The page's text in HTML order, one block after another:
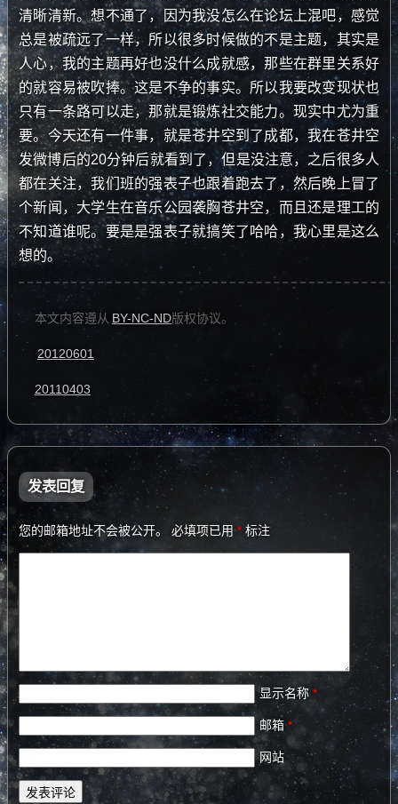
清晰清新。想不通了，因为我没怎么在论坛上混吧，感觉
总是被疏远了一样，所以很多时候做的不是主题，其实是
人心，我的主题再好也没什么成就感，那些在群里关系好
的就容易被吹捧。这是不争的事实。所以我要改变现状也
只有一条路可以走，那就是锻炼社交能力。现实中尤为重
要。今天还有一件事，就是苍井空到了成都，我在苍井空
发微博后的20分钟后就看到了，但是没注意，之后很多人
都在关注，我们班的强表子也跟着跑去了，然后晚上冒了
个新闻，大学生在音乐公园袭胸苍井空，而且还是理工的
不知道谁呢。要是是强表子就搞笑了哈哈，我心里是这么
想的。
本文内容遵从 BY-NC-ND版权协议。
20120601
20110403
发表回复
您的邮箱地址不会被公开。 必填项已用* 标注
显示名称*
邮箱*
网站